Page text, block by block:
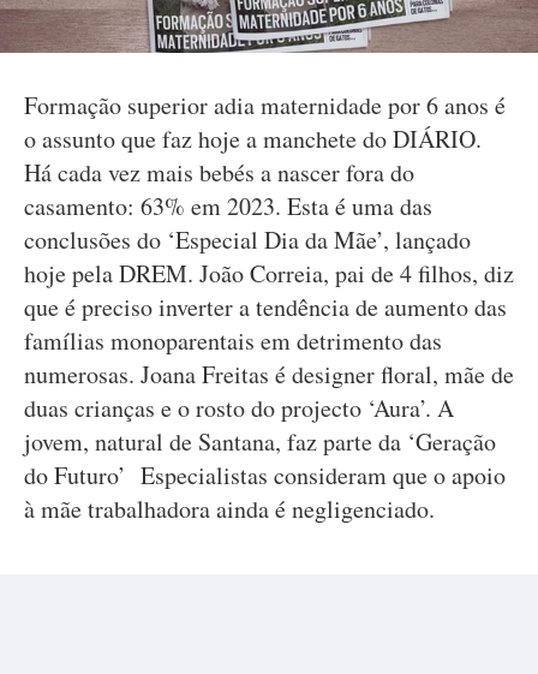
Formação superior adia maternidade por 6 anos é
o assunto que faz hoje a manchete do DIÁRIO.
Há cada vez mais bebés a nascer fora do
casamento: 63% em 2023. Esta é uma das
conclusões do ‘Especial Dia da Mãe’, lançado
hoje pela DREM. João Correia, pai de 4 filhos, diz
que é preciso inverter a tendência de aumento das
famílias monoparentais em detrimento das
numerosas. Joana Freitas é designer floral, mãe de
duas crianças e o rosto do projecto ‘Aura’. A
jovem, natural de Santana, faz parte da ‘Geração
do Futuro’ Especialistas consideram que o apoio
à mãe trabalhadora ainda é negligenciado.